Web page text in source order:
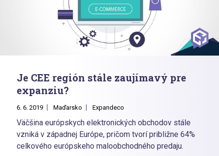
Je CEE región stále zaujímavý pre
expanziu?
6. 6. 2019 Maďarsko Expandeco
Väčšina európskych elektronických obchodov stále
vzniká v západnej Európe, pričom tvorí približne 64%
celkového európskeho maloobchodného predaju.